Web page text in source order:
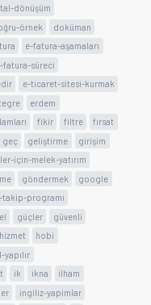
dönüşüm
örnek
doküman
e-fatura-aşamaları
fatura-süreci
e-ticaret-sitesi-kurmak
erdem
fikir filtre
fırsat
geç geliştirme
girişim
için-melek-yatırım
göndermek
google
takip-programı
güçler
güvenli
hizmet
hobi
yapılır
ik ikna
ilham
ingiliz-yapimlar